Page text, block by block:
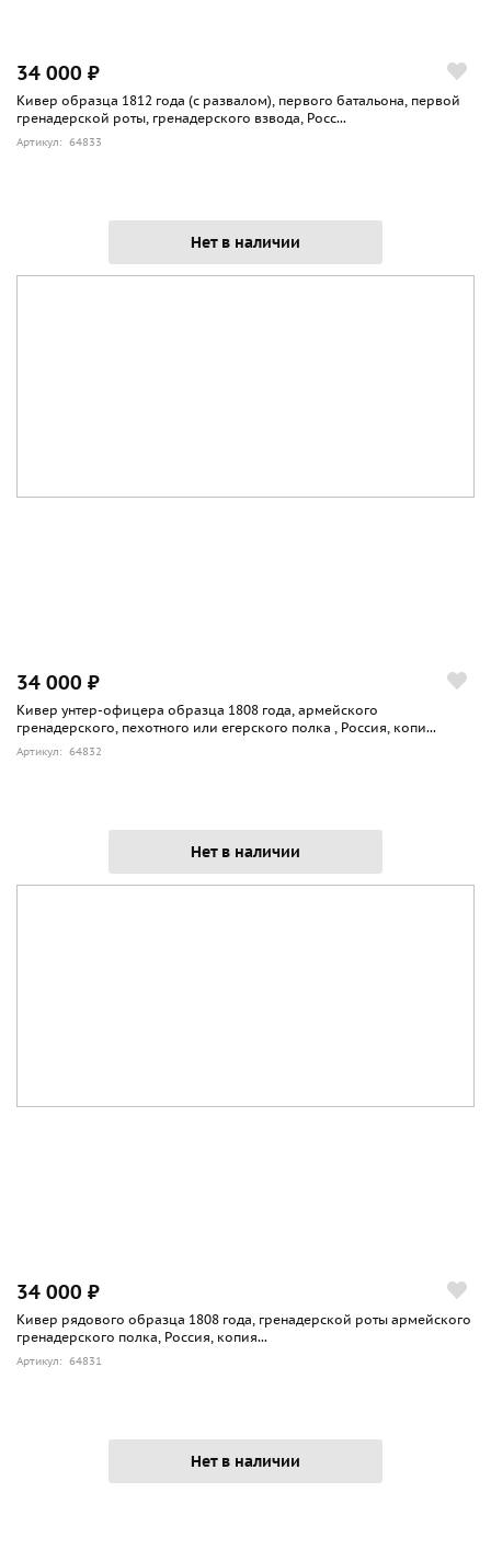
34 000 ₽
Кивер образца 1812 года (с развалом), первого батальона, первой
гренадерской роты, гренадерского взвода, Росс...
Артикул: 64833
Нет в наличии
34 000 ₽
Кивер унтер-офицера образца 1808 года, армейского
гренадерского, пехотного или егерского полка , Россия, копи...
Артикул: 64832
Нет в наличии
34 000 ₽
Кивер рядового образца 1808 года, гренадерской роты армейского
гренадерского полка, Россия, копия...
Артикул: 64831
Нет в наличии